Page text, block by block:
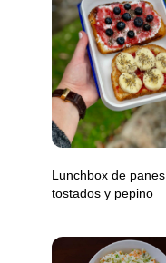
Lunchbox de panes
tostados y pepino